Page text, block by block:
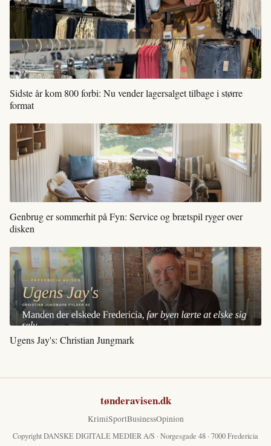
Sidste år kom 800 forbi: Nu vender lagersalget tilbage i større
format
Genbrug er sommerhit på Fyn: Service og brætspil ryger over
disken
Ugens Jay's: Christian Jungmark
tønderavisen.dk
KrimiSportBusinessOpinion
Copyright DANSKE DIGITALE MEDIER A/S · Norgesgade 48 · 7000 Fredericia